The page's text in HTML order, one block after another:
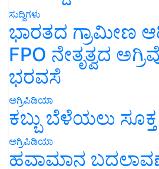
ಸುದ್ದಿಗಳು
ಭಾರತದ ಗ್ರಾಮೀಣ
FPO ನೇತೃತ್ವದ
ಭರವಸೆ
ಅಗ್ರಿಪಿಡಿಯಾ
ಕಬ್ಬು ಬೆಳೆಯಲು
ಅಗ್ರಿಪಿಡಿಯಾ
ಹವಾಮಾನ